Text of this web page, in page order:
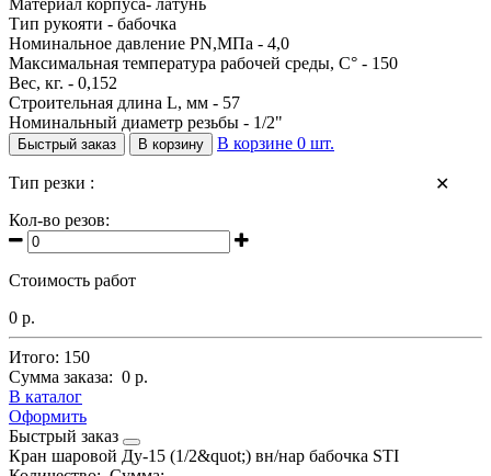
Тип рукояти - бабочка
Номинальное давление PN,МПа - 4,0
Максимальная температура рабочей среды, С° - 150
Вес, кг. - 0,152
Строительная длина L, мм - 57
Номинальный диаметр резьбы - 1/2"
Быстрый заказ В корзину В корзине 0 шт.
✕
Тип резки :
Кол-во резов:
Стоимость работ
0 р.
Итого: 150
Сумма заказа: 0 р.
В каталог
Оформить
Быстрый заказ
Кран шаровой Ду-15 (1/2&quot;) вн/нар бабочка STI